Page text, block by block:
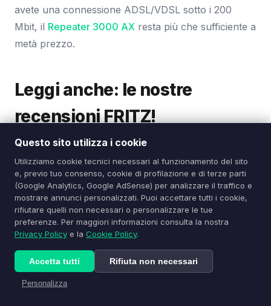
Questo sito utilizza i cookie
Utilizziamo cookie tecnici necessari al funzionamento del sito
e, previo tuo consenso, cookie di profilazione e di terze parti
(Google Analytics, Google AdSense) per analizzare il traffico e
mostrare annunci personalizzati. Puoi accettare tutti i cookie,
rifiutare quelli non necessari o personalizzare le tue
preferenze. Per maggiori informazioni consulta la nostra
Privacy Policy e la Cookie Policy.
Accetta tutti Rifiuta non necessari
Personalizza
avete una connessione ADSL/VDSL sotto i 200
Mbit, il Repeater 3000 AX resta più che sufficiente a
metà prezzo.
Leggi anche: le nostre
recensioni FRITZ!
FRITZ!Box 5690 Pro: il flagship Wi-Fi 7 con
fibra, DSL, DECT e Zigbee(il mio mesh
master)
FRITZ!Repeater 3000 AX: Tri-Band Wi-Fi 6
per Tutta la Casa
FRITZ!Repeater 1200 AX: Compatto,
Economico e Wi-Fi 6